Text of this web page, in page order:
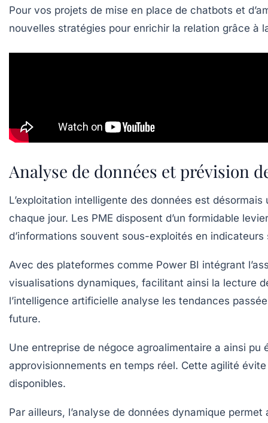
Pour vos projets de mise en place de chatbots et
nouvelles stratégies pour enrichir la relation grâce à
Analyse de données et prévision
L’exploitation intelligente des données est
chaque jour. Les PME disposent d’un formidable
d’informations souvent sous-exploités en
Avec des plateformes comme Power BI intégrant
visualisations dynamiques, facilitant ainsi la lecture
l’intelligence artificielle analyse les tendances
future.
Une entreprise de négoce agroalimentaire a ainsi
approvisionnements en temps réel. Cette agilité
disponibles.
Par ailleurs, l’analyse de données dynamique permet